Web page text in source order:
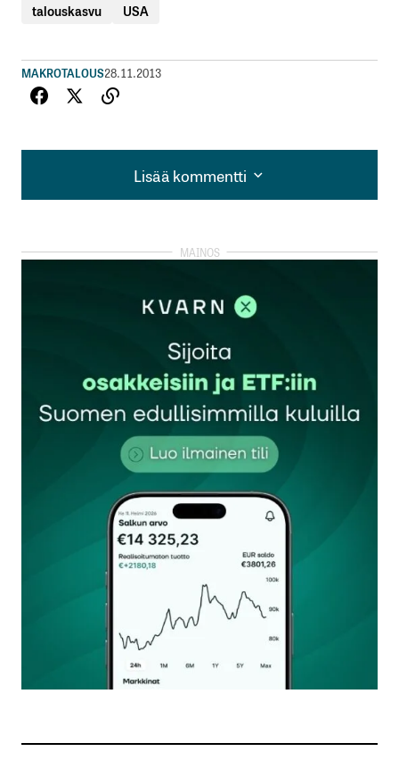
talouskasvu
USA
MAKROTALOUS28.11.2013
Lisää kommentti
Lisää kommentti
kirjautua
rekisteröityä
Sähköpostiosoitettasi ei julkaista.Pakolliset
kentät on merkitty*
Kommentti*
Nimesi tai nimimerkkisi
Sähköpostiosoitteesi
Tilaa SalkunRakentajan uutiskirje